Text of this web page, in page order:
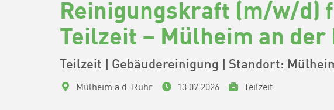
Reinigungskraft (m/w/d)
Teilzeit – Mülheim an der
Teilzeit | Gebäudereinigung | Standort:
Mülheim a.d. Ruhr 13.07.2026 Teilzeit